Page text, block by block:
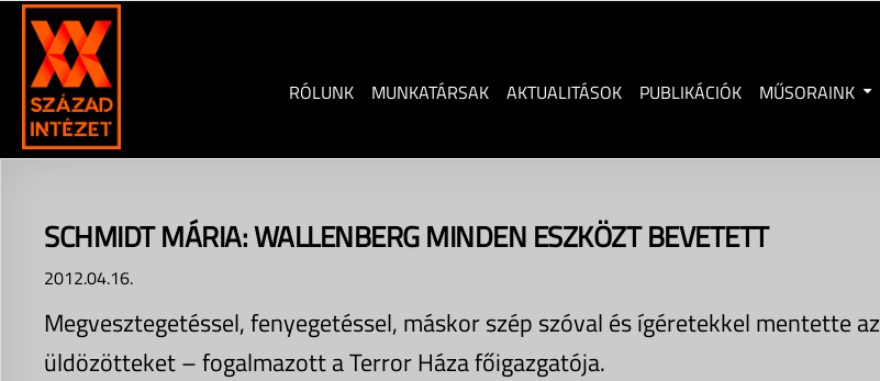
Skip
content
RÓLUNK
MUNKATÁRSAK AKTUALITÁSOK PUBLIKÁCIÓK MŰSORAINK
SCHMIDT MÁRIA: WALLENBERG MINDEN ESZKÖZT BEVETETT
2012.04.16.
Megvesztegetéssel, fenyegetéssel, máskor szép szóval és ígéretekkel mentette az
üldözötteket – fogalmazott a Terror Háza főigazgatója.